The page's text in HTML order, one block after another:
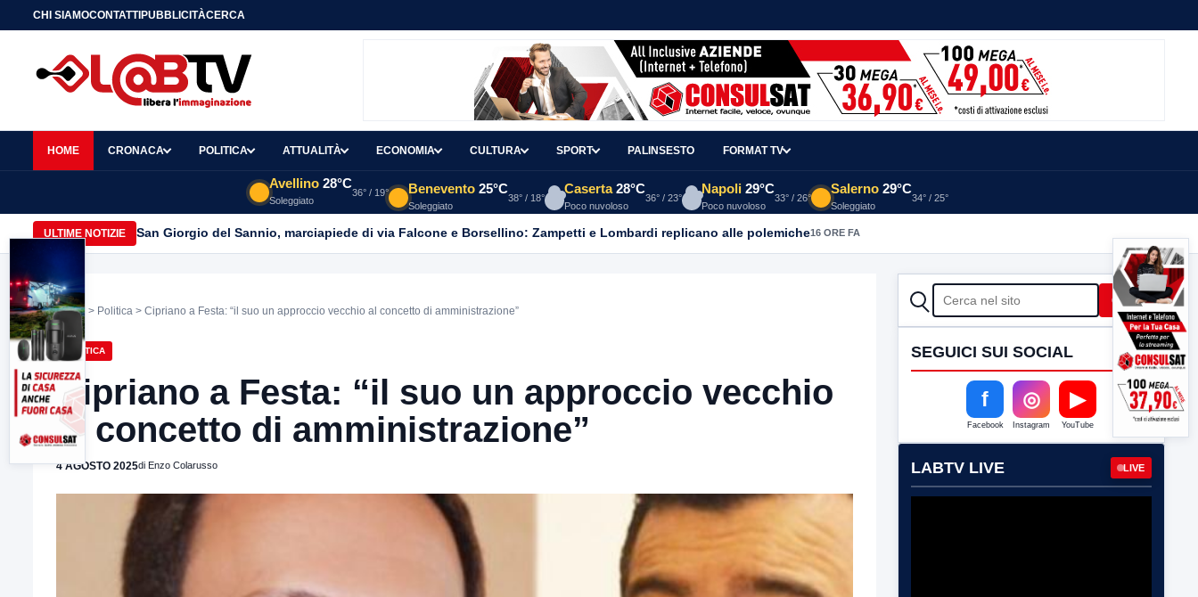
CHI SIAMOCONTATTIPUBBLICITÀCERCA
HOME CRONACA POLITICA ATTUALITÀ ECONOMIA CULTURA SPORT PALINSESTO FORMAT TV
Avellino 28°C
Soleggiato
36° / 19° Benevento 25°C
Soleggiato
38° / 18°
Caserta 28°C
Poco nuvoloso
36° / 23°
Napoli 29°C
Poco nuvoloso
33° / 26°
Salerno 29°C
Soleggiato
34° / 25°
ULTIME NOTIZIE San Giorgio del Sannio, marciapiede di via Falcone e Borsellino: Zampetti e Lombardi replicano alle polemiche16 ORE FA
Home > Politica > Cipriano a Festa: “il suo un approccio vecchio al concetto di amministrazione”
POLITICA
Cipriano a Festa: “il suo un approccio vecchio
al concetto di amministrazione”
4 AGOSTO 2025di Enzo Colarusso
CERCA Cerca
SEGUICI SUI SOCIAL
f
Facebook
◎
Instagram
▶
YouTube
LABTV LIVE LIVE